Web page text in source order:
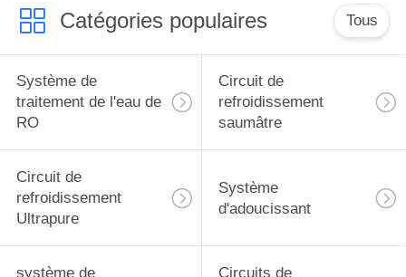
Catégories populaires Tous
Système de
traitement de l'eau de
RO
Circuit de
refroidissement
saumâtre
Circuit de
refroidissement
Ultrapure
Système
d'adoucissant
système de Circuits de